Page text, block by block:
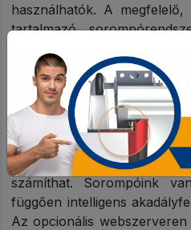
használhatók. A megfelelő,
tartalmazó
Az egyedi vezérlő- és
az ügyfélspecifikus
célhoz a hozzá való
komponenst előzetesen
összes funkció
telepítésre és tartósan
számíthat. Sorompóink
függően intelligens
Az opcionális